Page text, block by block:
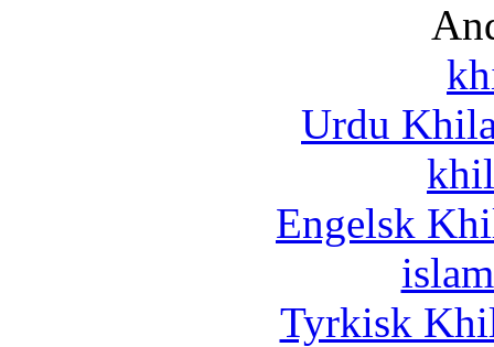
Urdu
Engelsk
Tyrkisk